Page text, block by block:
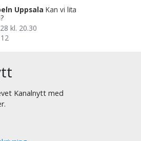
Uppsala Kan vi lita
kl. 20.30
Kanalnytt med